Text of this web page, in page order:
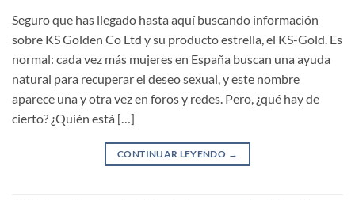
Seguro que has llegado hasta aquí buscando información
sobre KS Golden Co Ltd y su producto estrella, el KS-Gold. Es
normal: cada vez más mujeres en España buscan una ayuda
natural para recuperar el deseo sexual, y este nombre
aparece una y otra vez en foros y redes. Pero, ¿qué hay de
cierto? ¿Quién está […]
CONTINUAR LEYENDO →